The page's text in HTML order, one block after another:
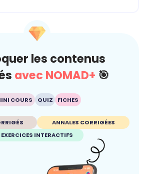
les contenus
avec NOMAD+ 🎯
COURS QUIZ FICHES
ANNALES CORRIGÉES
EXERCICES INTERACTIFS